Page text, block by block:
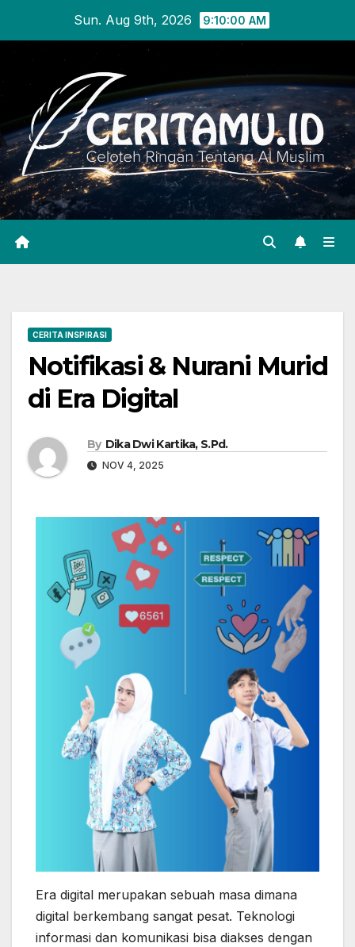
Sun. Aug 9th, 2026 9:10:01 AM
CERITA INSPIRASI
Notifikasi & Nurani Murid
di Era Digital
By Dika Dwi Kartika, S.Pd.
NOV 4, 2025
Era digital merupakan sebuah masa dimana
digital berkembang sangat pesat. Teknologi
informasi dan komunikasi bisa diakses dengan